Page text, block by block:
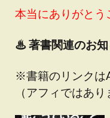
本当にありがと
♨著書関連のお
※書籍のリンクは
（アフィではあ